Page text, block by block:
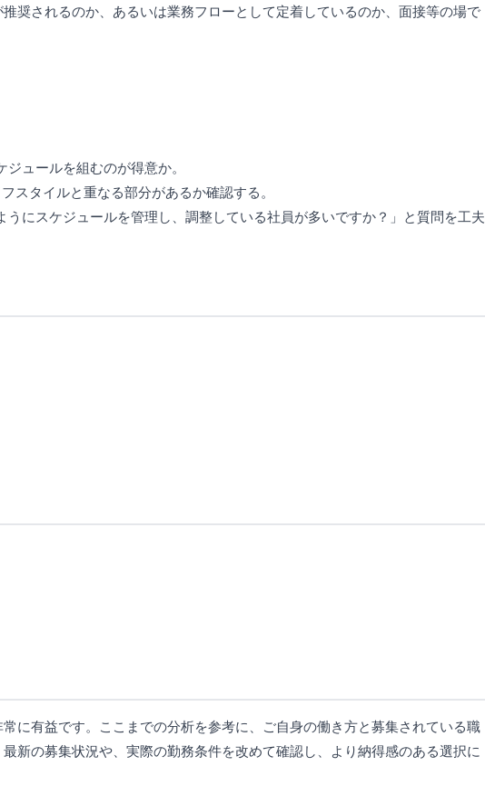
奨されるのか、あるいは業務フローとして定着しているのか、面接等の場で
ュールを組むのが得意か。
スタイルと重なる部分があるか確認する。
にスケジュールを管理し、調整している社員が多いですか？」と質問を工夫
に有益です。ここまでの分析を参考に、ご自身の働き方と募集されている職
新の募集状況や、実際の勤務条件を改めて確認し、より納得感のある選択に